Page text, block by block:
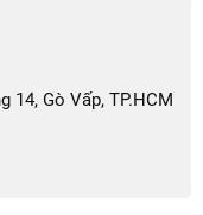
14, Gò Vấp, TP.HCM